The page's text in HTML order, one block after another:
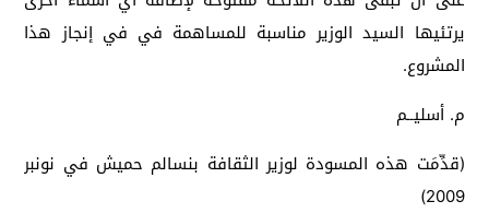
يرتئيها السيد الوزير مناسبة للمساهمة في في إنجاز هذا
المشروع.
م. أسليــم
(قدِّمَت هذه المسودة لوزير الثقافة بنسالم حميش في نونبر
2009)